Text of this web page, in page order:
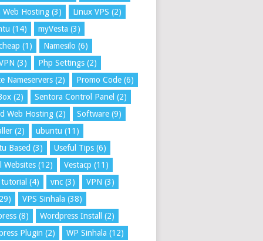
Web Hosting (3) Linux VPS (2)
(14) myVesta (3)
(1) Namesilo (6)
(3) Php Settings (2)
Nameservers (2) Promo Code (6)
(2) Sentora Control Panel (2)
Web Hosting (2) Software (9)
(2) ubuntu (11)
Based (3) Useful Tips (6)
Websites (12) Vestacp (11)
(4) vnc (3) VPN (3)
VPS Sinhala (38)
(8) Wordpress Install
(2)
Plugin (2) WP Sinhala (12)